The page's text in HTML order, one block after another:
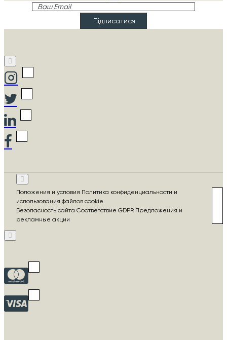
Ваш
Підписатися
Положения и условия Политика конфиденциальности и
использования файлов cookie
Безопасность сайта Соответствие GDPR Предложения и
рекламные акции